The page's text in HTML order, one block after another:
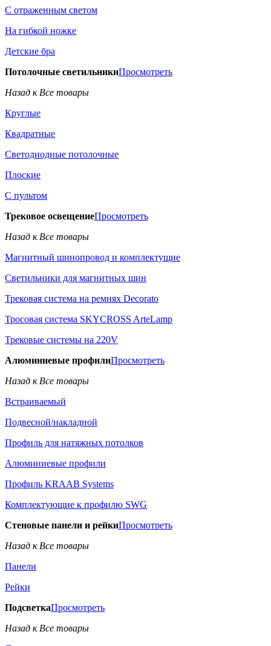
С отраженным светом
На гибкой ножке
Детские бра
Потолочные светильникиПросмотреть
Назад к Все товары
Круглые
Квадратные
Светодиодные потолочные
Плоские
С пультом
Трековое освещениеПросмотреть
Назад к Все товары
Магнитный шинопровод и комплектущие
Светильники для магнитных шин
Трековая система на ремнях Decorato
Тросовая система SKYCROSS ArteLamp
Трековые системы на 220V
Алюминиевые профилиПросмотреть
Назад к Все товары
Встраиваемый
Подвесной/накладной
Профиль для натяжных потолков
Алюминиевые профили
Профиль KRAAB Systems
Комплектующие к профилю SWG
Стеновые панели и рейкиПросмотреть
Назад к Все товары
Панели
Рейки
ПодсветкаПросмотреть
Назад к Все товары